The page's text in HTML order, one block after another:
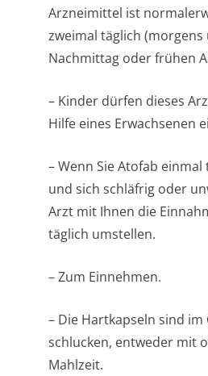
Arzneimittel ist
zweimal täglich
Nachmittag oder frühen
– Kinder dürfen dieses
Hilfe eines Erwachsenen
– Wenn Sie Atofab
und sich schläfrig oder
Arzt mit Ihnen die
täglich umstellen.
– Zum Einnehmen.
– Die Hartkapseln sind im
schlucken, entweder mit
Mahlzeit.